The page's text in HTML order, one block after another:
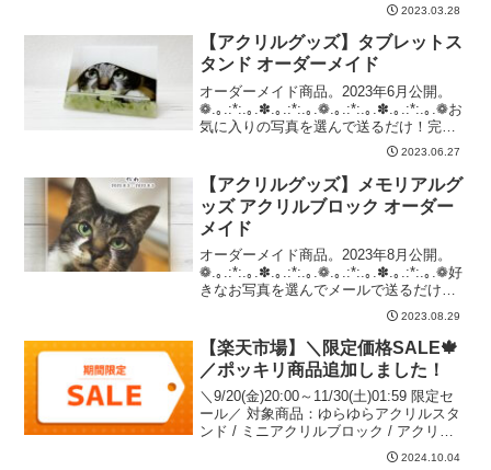
な記念日やお誕生日、プレゼントに！今
なら、...
2023.03.28
【アクリルグッズ】タブレットス
タンド オーダーメイド
オーダーメイド商品。2023年6月公開。
❁.｡.:*:.｡.✽.｡.:*:.｡.❁.｡.:*:.｡.✽.｡.:*:.｡.❁お
気に入りの写真を選んで送るだけ！完成
品はインテリアとしてはもちろん、
InstagramやSNSで投稿すると一層おし
ゃ...
2023.06.27
【アクリルグッズ】メモリアルグ
ッズ アクリルブロック オーダー
メイド
オーダーメイド商品。2023年8月公開。
❁.｡.:*:.｡.✽.｡.:*:.｡.❁.｡.:*:.｡.✽.｡.:*:.｡.❁好
きなお写真を選んでメールで送るだけ！
素敵な思い出をカタチに残して、ずっと
一緒に。アクリルブロックは自立させて
飾ること...
2023.08.29
【楽天市場】＼限定価格SALE🍁
／ポッキリ商品追加しました！
＼9/20(金)20:00～11/30(土)01:59 限定セ
ール／ 対象商品：ゆらゆらアクリルスタ
ンド / ミニアクリルブロック / アクリル
ブロック / 集中線フォトパネル 2024.10.04